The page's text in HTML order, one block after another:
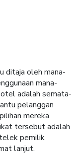
ditaja oleh mana-
mana-
adalah semata-
pelanggan
mereka.
tersebut adalah
pemilik
lanjut.